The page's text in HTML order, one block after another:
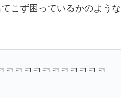
こず困っているかのような
ㅋㅋㅋㅋㅋㅋㅋㅋㅋㅋㅋ